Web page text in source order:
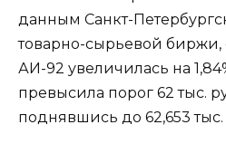
данным Санкт-
товарно-сырьевой биржи,
АИ-92 увеличилась на
превысила порог 62 тыс.
поднявшись до 62,653 тыс.